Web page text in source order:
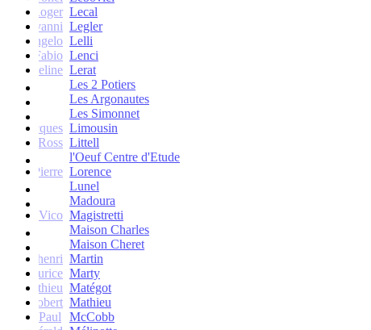
Roger Lecal
Giovanni Legler
Angelo Lelli
Fabio Lenci
Jacqueline Lerat
Les 2 Potiers
Les Argonautes
Les Simonnet
Jacques Limousin
Ross Littell
l'Oeuf Centre d'Etude
Jean-Pierre Lorence
Lunel
Madoura
Vico Magistretti
Maison Charles
Maison Cheret
henri Martin
Maurice Marty
Mathieu Matégot
Robert Mathieu
Paul
McCobb